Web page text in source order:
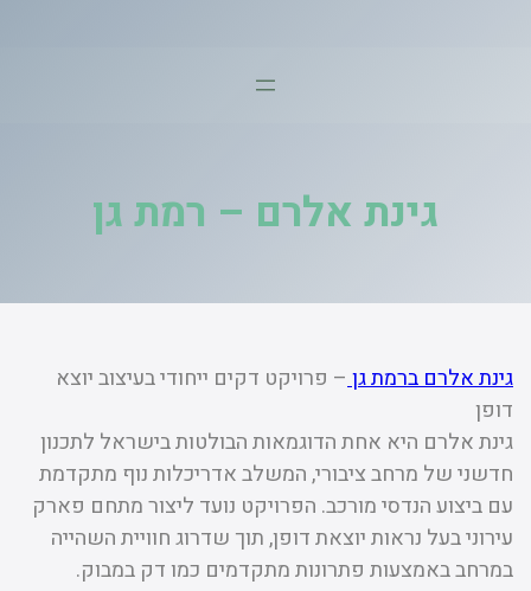
גינת אלרם – רמת גן
גינת אלרם ברמת גן– פרויקט דקים ייחודי בעיצוב יוצא
דופן
גינת אלרם היא אחת הדוגמאות הבולטות בישראל לתכנון
חדשני של מרחב ציבורי, המשלב אדריכלות נוף מתקדמת
עם ביצוע הנדסי מורכב. הפרויקט נועד ליצור מתחם פארק
עירוני בעל נראות יוצאת דופן, תוך שדרוג חוויית השהייה
במרחב באמצעות פתרונות מתקדמים כמו דק במבוק.